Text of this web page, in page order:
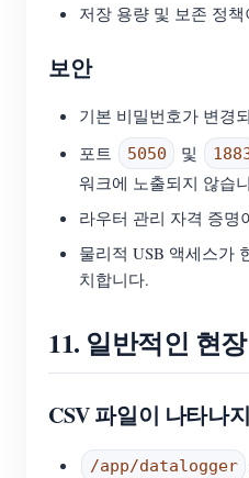
저장 용량 및 보존 정
보안
기본 비밀번호가 변경
포트
5050 및
워크에 노출되지 않습
라우터 관리 자격 증명
물리적 USB 액세스가
치합니다.
11. 일반적인 현
CSV 파일이 나타나
/app/datalogger